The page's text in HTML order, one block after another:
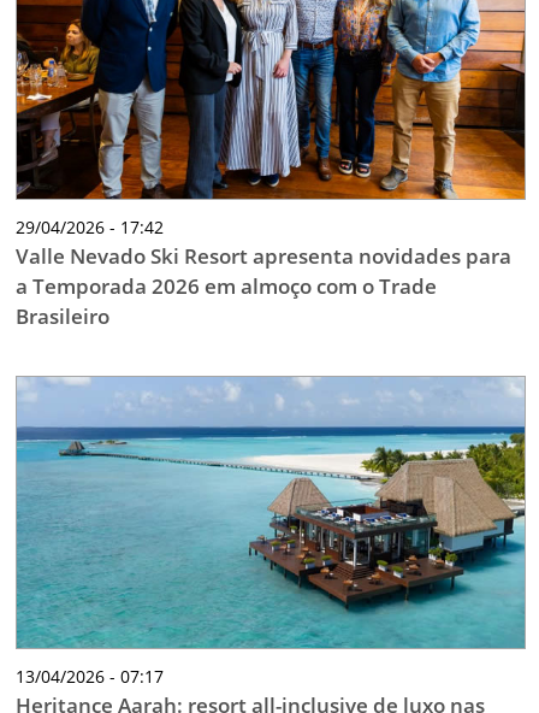
29/04/2026 - 17:42
Valle Nevado Ski Resort apresenta novidades para
a Temporada 2026 em almoço com o Trade
Brasileiro
13/04/2026 - 07:17
Heritance Aarah: resort all-inclusive de luxo nas